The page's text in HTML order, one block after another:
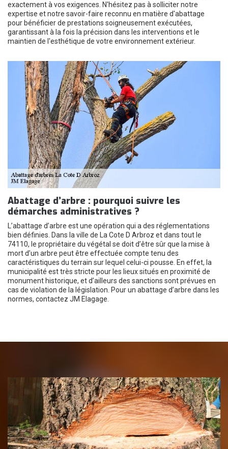
exactement à vos exigences. N'hésitez pas à solliciter notre
expertise et notre savoir-faire reconnu en matière d'abattage
pour bénéficier de prestations soigneusement exécutées,
garantissant à la fois la précision dans les interventions et le
maintien de l'esthétique de votre environnement extérieur.
Abattage d’arbre : pourquoi suivre les
démarches administratives ?
L’abattage d’arbre est une opération qui a des réglementations
bien définies. Dans la ville de La Cote D Arbroz et dans tout le
74110, le propriétaire du végétal se doit d’être sûr que la mise à
mort d’un arbre peut être effectuée compte tenu des
caractéristiques du terrain sur lequel celui-ci pousse. En effet, la
municipalité est très stricte pour les lieux situés en proximité de
monument historique, et d’ailleurs des sanctions sont prévues en
cas de violation de la législation. Pour un abattage d’arbre dans les
normes, contactez JM Elagage.